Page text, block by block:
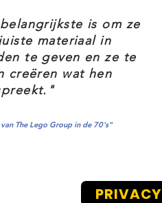
is om ze
materiaal in
te geven en ze te
creëren wat hen
The Lego Group in de 70's"
PRIVACY